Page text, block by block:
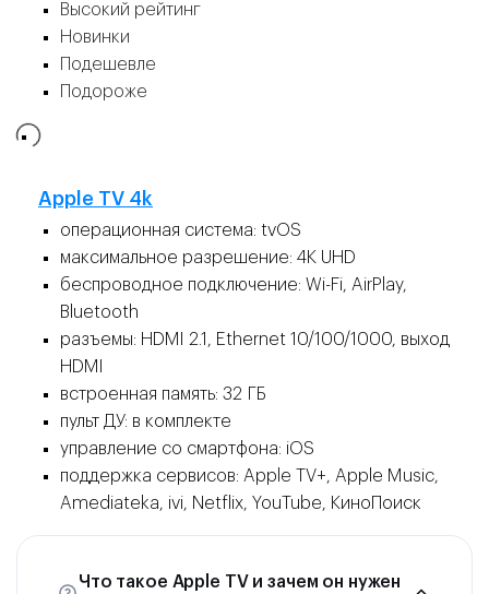
Высокий рейтинг
Новинки
Подешевле
Подороже
Apple TV 4k
операционная система: tvOS
максимальное разрешение: 4K UHD
беспроводное подключение: Wi-Fi, AirPlay,
Bluetooth
разъемы: HDMI 2.1, Ethernet 10/100/1000, выход
HDMI
встроенная память: 32 ГБ
пульт ДУ: в комплекте
управление со смартфона: iOS
поддержка сервисов: Apple TV+, Apple Music,
Amediateka, ivi, Netflix, YouTube, КиноПоиск
Что такое Apple TV и зачем он нужен